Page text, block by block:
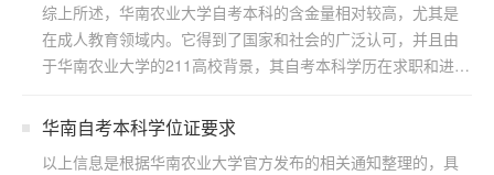
综上所述，华南农业大学自考本科的含金量相对较高，尤其是
在成人教育领域内。它得到了国家和社会的广泛认可，并且由
于华南农业大学的211高校背景，其自考本科学历在求职和进一
华南自考本科学位证要求
以上信息是根据华南农业大学官方发布的相关通知整理的，具